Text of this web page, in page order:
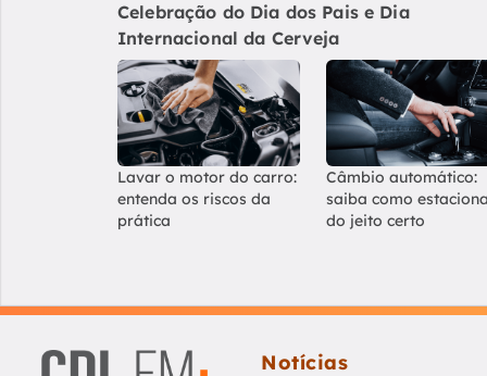
Celebração do Dia dos Pais e Dia
Internacional da Cerveja
Lavar o motor do carro:
entenda os riscos da
prática
Câmbio automático:
saiba como
do jeito certo
Notícias